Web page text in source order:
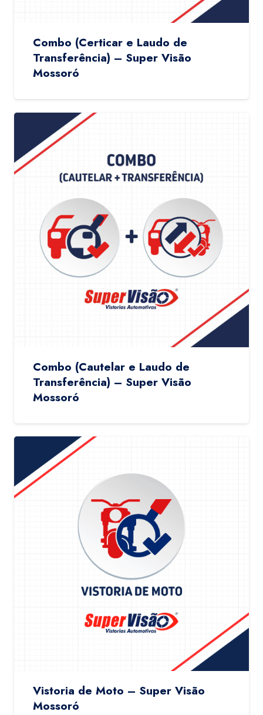
Combo (Certicar e Laudo de
Transferência) – Super Visão
Mossoró
Combo (Cautelar e Laudo de
Transferência) – Super Visão
Mossoró
Vistoria de Moto – Super Visão
Mossoró